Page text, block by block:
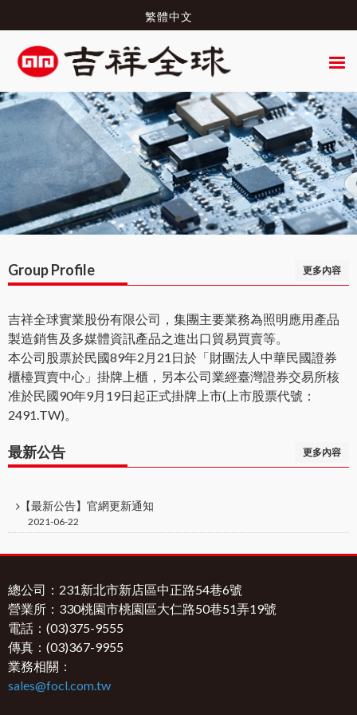
繁體中文
Group Profile 更多內容
吉祥全球實業股份有限公司，集團主要業務為照明應用產品
製造銷售及多媒體資訊產品之進出口貿易買賣等。
本公司股票於民國89年2月21日於「財團法人中華民國證券
櫃檯買賣中心」掛牌上櫃，另本公司業經臺灣證券交易所核
准於民國90年9月19日起正式掛牌上市(上市股票代號：
2491.TW)。
最新公告 更多內容
【最新公告】官網更新通知
2021-06-22
總公司：231新北市新店區中正路54巷6號
營業所：330桃園市桃園區大仁路50巷51弄19號
電話：(03)375-9555
傳真：(03)367-9955
業務相關：
sales@focl.com.tw